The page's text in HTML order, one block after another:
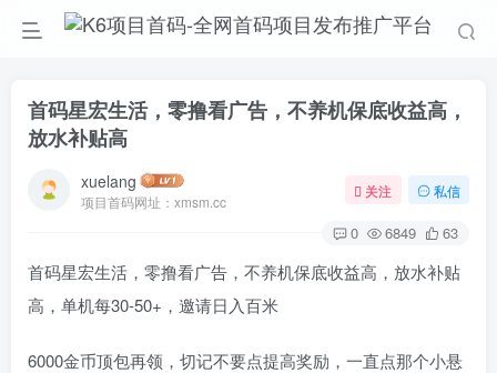
首码星宏生活，零撸看广告，不养机保底收益高，
放水补贴高
xuelang
项目首码网址：xmsm.cc
关注 私信
0 6849 63
首码星宏生活，零撸看广告，不养机保底收益高，放水补贴
高，单机每30-50+，邀请日入百米
6000金币顶包再领，切记不要点提高奖励，一直点那个小悬